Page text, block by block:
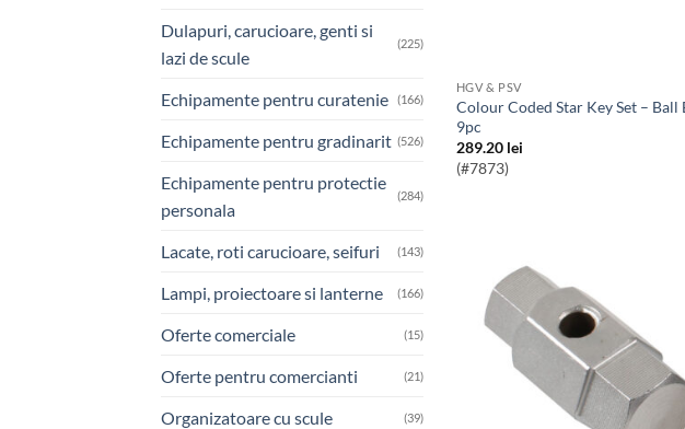
Dulapuri, carucioare, genti si
lazi de scule
(225)
Echipamente pentru curatenie (166)
Echipamente pentru gradinarit (526)
Echipamente pentru protectie
personala
(284)
Lacate, roti carucioare, seifuri (143)
Lampi, proiectoare si lanterne (166)
Oferte comerciale (15)
Oferte pentru comercianti (21)
Organizatoare cu scule (39)
HGV & PSV
Colour Coded Star Key Set – Ball End
9pc
289.20 lei
(#7873)